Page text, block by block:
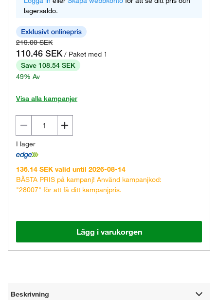
lagersaldo.
219.00 SEK
110.46 SEK / Paket med 1
Save 108.54 SEK
49% Av
Visa alla kampanjer
I lager
136.14 SEK valid until 2026-08-14
BÄSTA PRIS på kampanj! Använd kampanjkod:
"28007" för att få ditt kampanjpris.
Lägg i varukorgen
Beskrivning